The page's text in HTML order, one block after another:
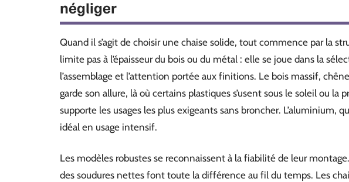
négliger
Quand il s’agit de choisir une chaise solide, tout commence par la
limite pas à l’épaisseur du bois ou du métal : elle se joue dans la
l’assemblage et l’attention portée aux finitions. Le bois massif,
garde son allure, là où certains plastiques s’usent sous le soleil ou la
supporte les usages les plus exigeants sans broncher. L’aluminium,
idéal en usage intensif.
Les modèles robustes se reconnaissent à la fiabilité de leur
des soudures nettes font toute la différence au fil du temps. Les